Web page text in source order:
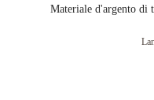
Materiale d'argento di